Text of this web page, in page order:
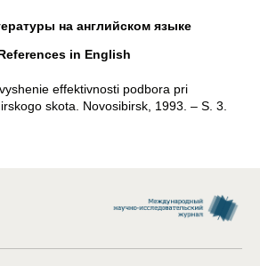
на английском языке
in English
effektivnosti podbora pri
skota. Novosibirsk, 1993. – S. 3.